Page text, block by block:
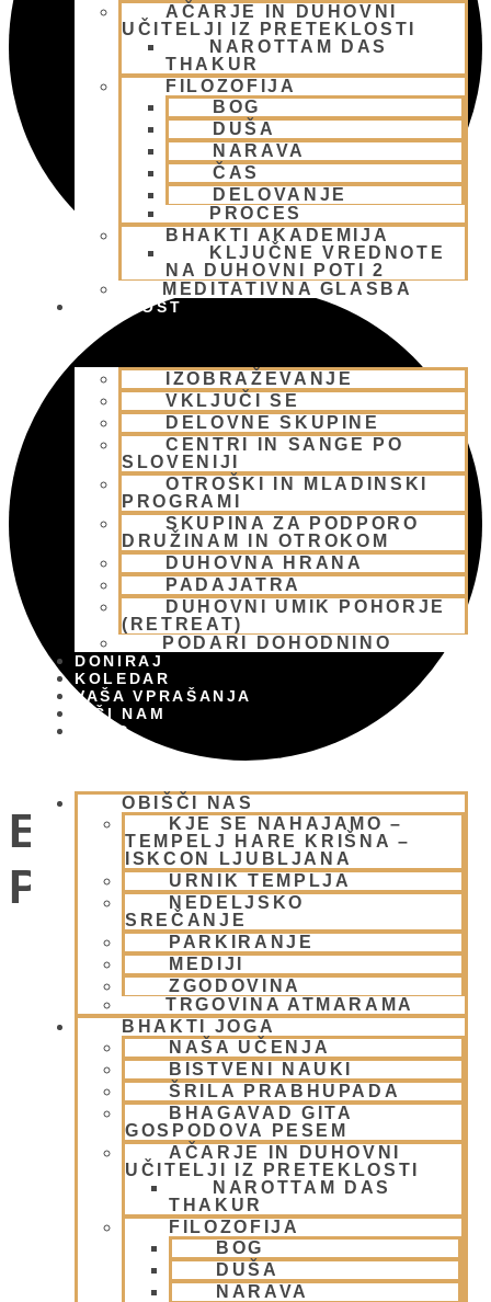
AČARJE IN DUHOVNI
UČITELJI IZ PRETEKLOSTI
NAROTTAM DAS
THAKUR
FILOZOFIJA
BOG
DUŠA
NARAVA
ČAS
DELOVANJE
PROCES
BHAKTI AKADEMIJA
KLJUČNE VREDNOTE
NA DUHOVNI POTI 2
MEDITATIVNA GLASBA
SKUPNOST
IZOBRAŽEVANJE
VKLJUČI SE
DELOVNE SKUPINE
CENTRI IN SANGE PO
SLOVENIJI
OTROŠKI IN MLADINSKI
PROGRAMI
SKUPINA ZA PODPORO
DRUŽINAM IN OTROKOM
DUHOVNA HRANA
PADAJATRA
DUHOVNI UMIK POHORJE
(RETREAT)
PODARI DOHODNINO
DONIRAJ
KOLEDAR
VAŠA VPRAŠANJA
PIŠI NAM
BLOG
OBIŠČI NAS
KJE SE NAHAJAMO –
TEMPELJ HARE KRIŠNA –
ISKCON LJUBLJANA
URNIK TEMPLJA
NEDELJSKO
SREČANJE
PARKIRANJE
MEDIJI
ZGODOVINA
TRGOVINA ATMARAMA
BHAKTI JOGA
NAŠA UČENJA
BISTVENI NAUKI
ŠRILA PRABHUPADA
BHAGAVAD GITA
GOSPODOVA PESEM
AČARJE IN DUHOVNI
UČITELJI IZ PRETEKLOSTI
NAROTTAM DAS
THAKUR
FILOZOFIJA
BOG
DUŠA
NARAVA
EKOKARAVANA
PADAYATRA
Dogodki